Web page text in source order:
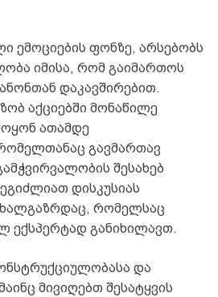
ემოციების ფონზე, არსებობს
იმისა, რომ გაიმართოს
დაკავშირებით.
აქციებში მონაწილე
ათამდე
გავმართავ
შესახებ
დისკუსიას
რომელსაც
ექსპერტად განიხილავთ.
და
მივიღებთ შესატყვის